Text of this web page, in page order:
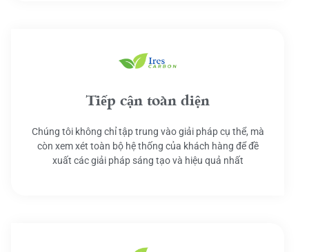
Tiếp cận toàn diện
Chúng tôi không chỉ tập trung vào giải pháp cụ thể, mà
còn xem xét toàn bộ hệ thống của khách hàng để đề
xuất các giải pháp sáng tạo và hiệu quả nhất